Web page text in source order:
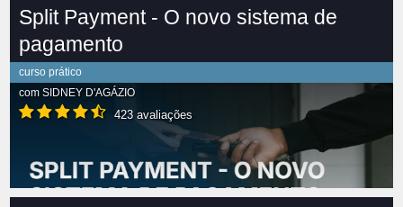
Split Payment - O novo sistema de
pagamento
curso prático
com SIDNEY D'AGÁZIO
423 avaliações